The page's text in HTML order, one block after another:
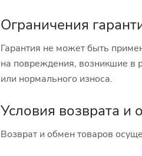
Ограничения
Гарантия не может быть
на повреждения, возникшие в
или нормального износа.
Условия возврата и
Возврат и обмен товаров